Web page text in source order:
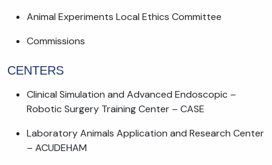
Animal Experiments Local Ethics Committee
Commissions
CENTERS
Clinical Simulation and Advanced Endoscopic –
Robotic Surgery Training Center – CASE
Laboratory Animals Application and Research Center
– ACUDEHAM